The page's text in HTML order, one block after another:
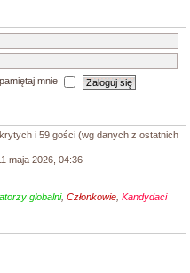
mnie
i 59 gości (wg danych z ostatnich
maja 2026, 04:36
globalni, Członkowie Kandydaci